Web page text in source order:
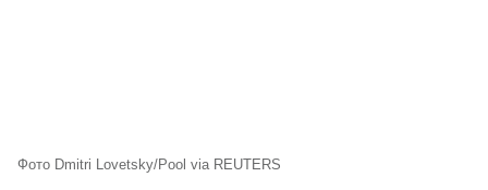
Фото Dmitri Lovetsky/Pool via REUTERS